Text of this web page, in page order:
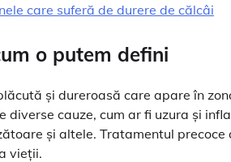
care suferă de durere de călcâi
o putem defini
și dureroasă care apare în
cauze, cum ar fi uzura și
și altele. Tratamentul
vieții.